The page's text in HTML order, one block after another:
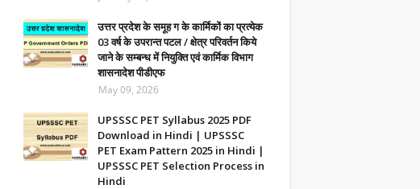
उत्तर प्रदेश के समूह ग के कार्मिकों का प्रत्येक
03 वर्ष के उपरान्त पटल / क्षेत्र परिवर्तन किये
जाने के सम्बन्ध में नियुक्ति एवं कार्मिक विभाग
शासनादेश पीडीएफ
May 09, 2026
UPSSSC PET Syllabus 2025 PDF
Download in Hindi | UPSSSC
PET Exam Pattern 2025 in Hindi |
UPSSSC PET Selection Process in
Hindi